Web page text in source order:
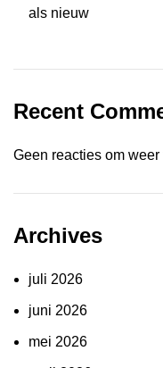
als nieuw
Recent
Geen reacties om weer
Archives
juli 2026
juni 2026
mei 2026